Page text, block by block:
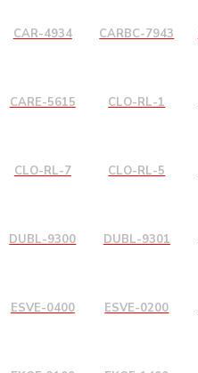
CAR-4934 CARBC-7943
CARE-5615 CLO-RL-1
CLO-RL-7 CLO-RL-5
DUBL-9300 DUBL-9301
ESVE-0400 ESVE-0200